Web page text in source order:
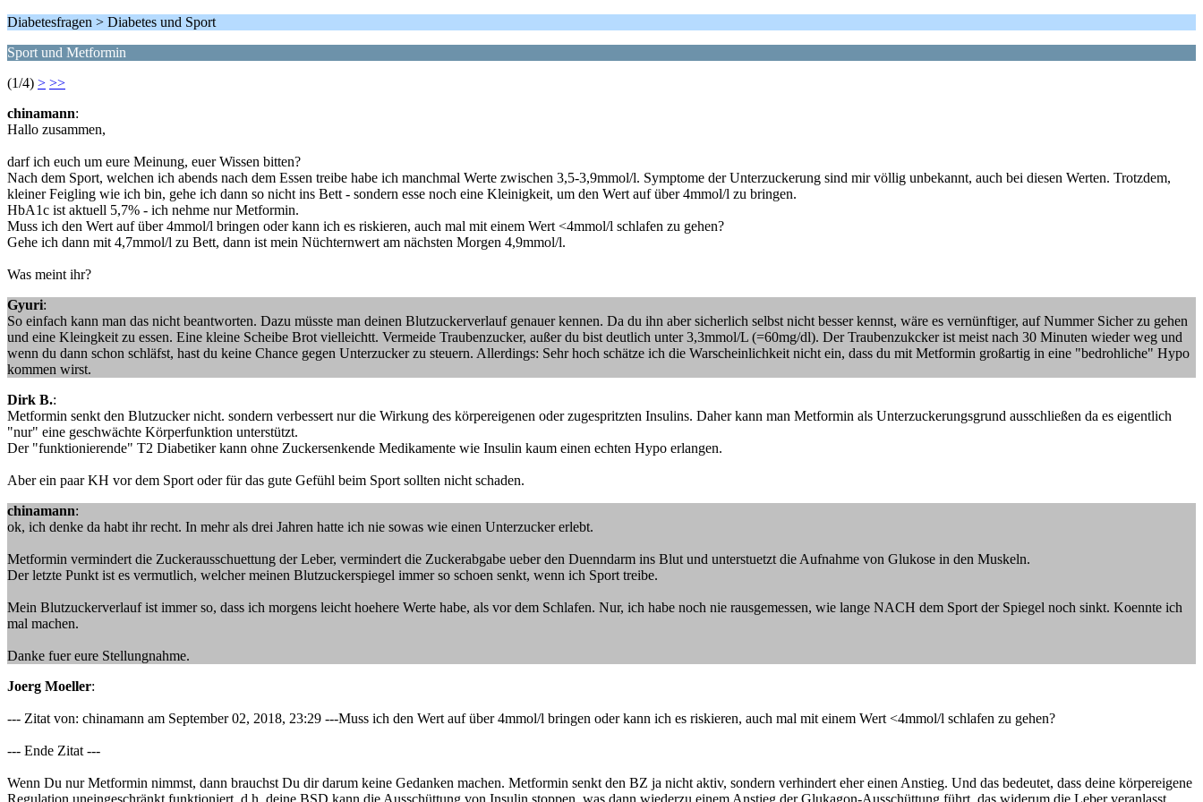
Diabetesfragen > Diabetes und Sport
Sport und Metformin
(1/4) > >>
chinamann:
Hallo zusammen,
darf ich euch um eure Meinung, euer Wissen bitten?
Nach dem Sport, welchen ich abends nach dem Essen treibe habe ich manchmal Werte zwischen 3,5-3,9mmol/l. Symptome der Unterzuckerung sind mir völlig unbekannt, auch bei diesen Werten. Trotzdem,
kleiner Feigling wie ich bin, gehe ich dann so nicht ins Bett - sondern esse noch eine Kleinigkeit, um den Wert auf über 4mmol/l zu bringen.
HbA1c ist aktuell 5,7% - ich nehme nur Metformin.
Muss ich den Wert auf über 4mmol/l bringen oder kann ich es riskieren, auch mal mit einem Wert <4mmol/l schlafen zu gehen?
Gehe ich dann mit 4,7mmol/l zu Bett, dann ist mein Nüchternwert am nächsten Morgen 4,9mmol/l.
Was meint ihr?
Gyuri:
So einfach kann man das nicht beantworten. Dazu müsste man deinen Blutzuckerverlauf genauer kennen. Da du ihn aber sicherlich selbst nicht besser kennst, wäre es vernünftiger, auf Nummer Sicher zu gehen
und eine Kleingkeit zu essen. Eine kleine Scheibe Brot vielleichtt. Vermeide Traubenzucker, außer du bist deutlich unter 3,3mmol/L (=60mg/dl). Der Traubenzukcker ist meist nach 30 Minuten wieder weg und
wenn du dann schon schläfst, hast du keine Chance gegen Unterzucker zu steuern. Allerdings: Sehr hoch schätze ich die Warscheinlichkeit nicht ein, dass du mit Metformin großartig in eine "bedrohliche" Hypo
kommen wirst.
Dirk B.:
Metformin senkt den Blutzucker nicht. sondern verbessert nur die Wirkung des körpereigenen oder zugespritzten Insulins. Daher kann man Metformin als Unterzuckerungsgrund ausschließen da es eigentlich
"nur" eine geschwächte Körperfunktion unterstützt.
Der "funktionierende" T2 Diabetiker kann ohne Zuckersenkende Medikamente wie Insulin kaum einen echten Hypo erlangen.
Aber ein paar KH vor dem Sport oder für das gute Gefühl beim Sport sollten nicht schaden.
chinamann:
ok, ich denke da habt ihr recht. In mehr als drei Jahren hatte ich nie sowas wie einen Unterzucker erlebt.
Metformin vermindert die Zuckerausschuettung der Leber, vermindert die Zuckerabgabe ueber den Duenndarm ins Blut und unterstuetzt die Aufnahme von Glukose in den Muskeln.
Der letzte Punkt ist es vermutlich, welcher meinen Blutzuckerspiegel immer so schoen senkt, wenn ich Sport treibe.
Mein Blutzuckerverlauf ist immer so, dass ich morgens leicht hoehere Werte habe, als vor dem Schlafen. Nur, ich habe noch nie rausgemessen, wie lange NACH dem Sport der Spiegel noch sinkt. Koennte ich
mal machen.
Danke fuer eure Stellungnahme.
Joerg Moeller:
--- Zitat von: chinamann am September 02, 2018, 23:29 ---Muss ich den Wert auf über 4mmol/l bringen oder kann ich es riskieren, auch mal mit einem Wert <4mmol/l schlafen zu gehen?
--- Ende Zitat ---
Wenn Du nur Metformin nimmst, dann brauchst Du dir darum keine Gedanken machen. Metformin senkt den BZ ja nicht aktiv, sondern verhindert eher einen Anstieg. Und das bedeutet, dass deine körpereigene
Regulation uneingeschränkt funktioniert, d.h. deine BSD kann die Ausschüttung von Insulin stoppen, was dann wiederzu einem Anstieg der Glukagon-Ausschüttung führt, das widerum die Leber veranlasst